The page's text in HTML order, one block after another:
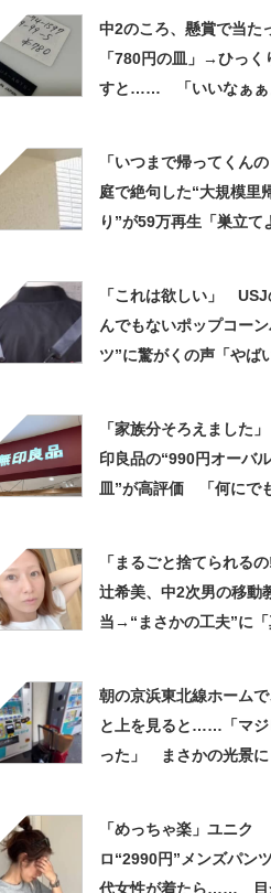
中2のころ、懸賞で当た
「780円の皿」→ひっく
すと…… 「いいなぁぁ
「いつまで帰ってくんの
庭で絶句した“大規模里
り”が59万再生「巣立て
「これは欲しい」 USJ
んでもないポップコー
ツ”に驚がくの声「やば
「家族分そろえました
印良品の“990円オーバル
皿”が高評価 「何にで
「まるごと捨てられるの
辻希美、中2次男の移動
当→“まさかの工夫”に「
朝の京浜東北線ホーム
と上を見ると……「マジ
った」 まさかの光景に
「めっちゃ楽」ユニク
ロ“2990円”メンズパン
代女性が着たら…… 目